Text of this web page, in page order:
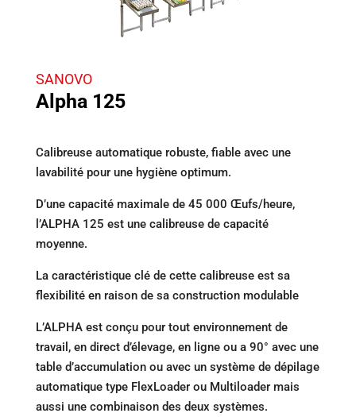
SANOVO
Alpha 125
Calibreuse automatique robuste, fiable avec une
lavabilité pour une hygiène optimum.
D’une capacité maximale de 45 000 Œufs/heure,
l’ALPHA 125 est une calibreuse de capacité
moyenne.
La caractéristique clé de cette calibreuse est sa
flexibilité en raison de sa construction modulable
L’ALPHA est conçu pour tout environnement de
travail, en direct d’élevage, en ligne ou a 90° avec une
table d’accumulation ou avec un système de dépilage
automatique type FlexLoader ou Multiloader mais
aussi une combinaison des deux systèmes.